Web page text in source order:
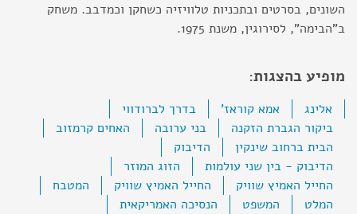
השונים, בסרטים ובתכניות טלוויזיה כשחקן וכמדבב. משחק
ב"הבימה", לסירוגין, משנת 1975.
מופיע בהצגות:
אלינג אמא קוראז'
בדרך לברודווי
ביקור הגברת הזקנה
בני ערובה
האחים קרמזוב
הבית ברחוב שינקין
הדיבוק
הדיבוק - בין שני עולמות
הזוג המוזר
החייל האמיץ שוויק
החייל האמיץ שוויק
המטבח
המלט
המשפט
הנסיכה האמריקאית